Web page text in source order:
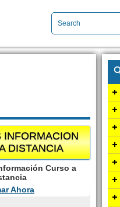
INFORMACION
DISTANCIA
Curso a
Ahora